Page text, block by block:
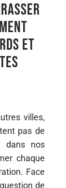
et
villes,
pas de
dans nos
chaque
Face
de